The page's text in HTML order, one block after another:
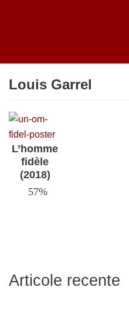
conținut
Louis Garrel
L’homme
fidèle
(2018)
57%
Articole recente